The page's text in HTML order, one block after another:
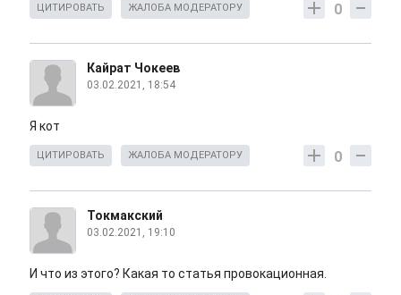
0
ЦИТИРОВАТЬ ЖАЛОБА МОДЕРАТОРУ
Кайрат Чокеев
03.02.2021, 18:54
Я кот
0
ЦИТИРОВАТЬ ЖАЛОБА МОДЕРАТОРУ
Токмакский
03.02.2021, 19:10
И что из этого? Какая то статья провокационная.